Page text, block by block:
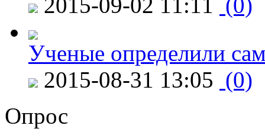
Ученые определили
2015-08-31 13:05 (0)
Опрос